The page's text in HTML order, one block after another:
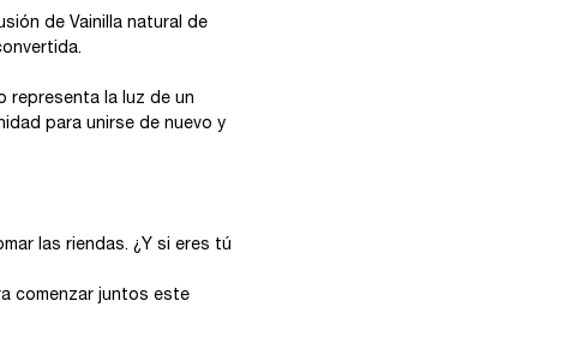
de Vainilla natural de
representa la luz de un
para unirse de nuevo y
las riendas. ¿Y si eres tú
comenzar juntos este